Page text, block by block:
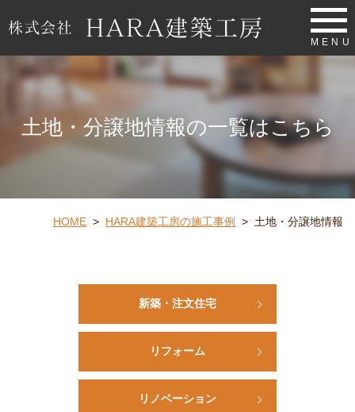
MENU
土地・分譲地情報の一覧はこちら
HOME > HARA建築工房の施工事例 > 土地・分譲地情報
新築・注文住宅
リフォーム
リノベーション